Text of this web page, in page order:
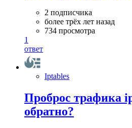
2 подписчика
более трёх лет назад
734 просмотра
1
ответ
Iptables
Проброс трафика
обратно?